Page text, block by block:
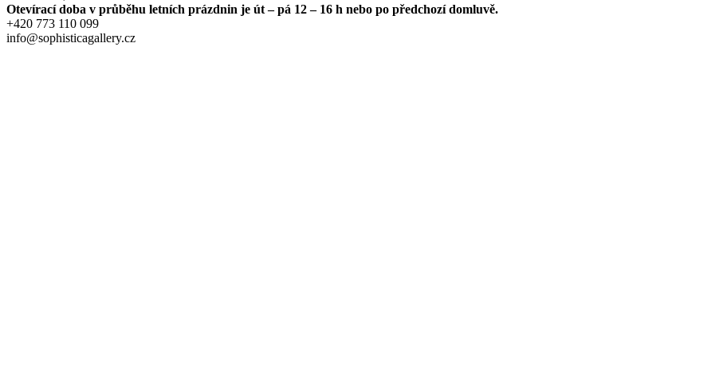
Otevírací doba v průběhu letních prázdnin je út – pá 12 – 16 h nebo po předchozí domluvě.
+420 773 110 099
info@sophisticagallery.cz